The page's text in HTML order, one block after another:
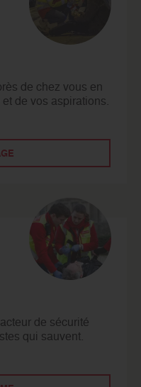
de chez vous en
de vos aspirations.
de sécurité
qui sauvent.